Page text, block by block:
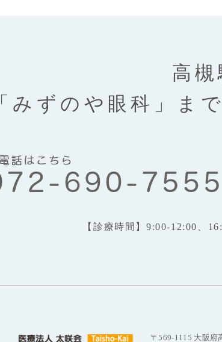
高
「みずのや眼科」まで
【診療時間】 9:00-12:00、
〒569-1115 大阪府